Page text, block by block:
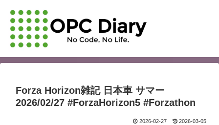
Forza Horizon雑記 日本車 サマー
2026/02/27 #ForzaHorizon5 #Forzathon
2026-02-27 2026-03-05